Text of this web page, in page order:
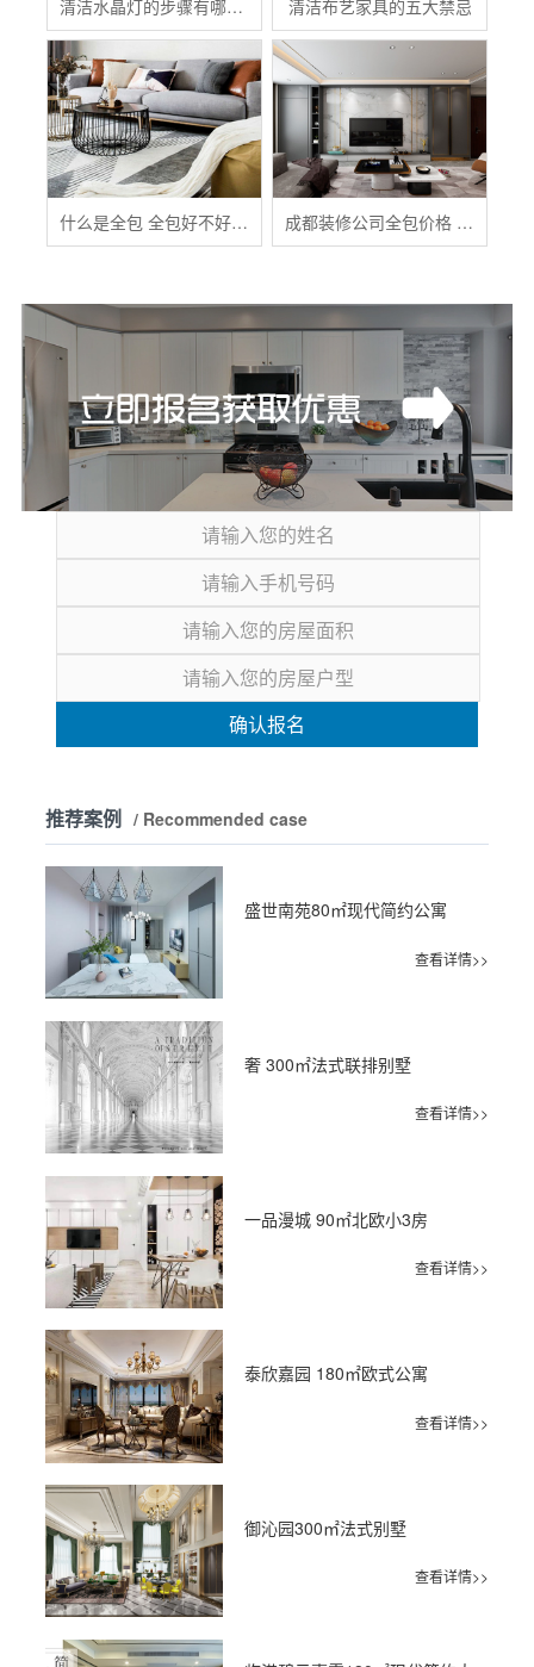
清洁水晶灯的步骤有哪些？ 清洁布艺家具的五大禁忌
什么是全包 全包好不好 全包装修注意事项有哪些 成都装修公司全包价格 成都全包装修多少钱一平
确认报名
推荐案例 / Recommended case
盛世南苑80㎡现代简约公寓
查看详情>>
奢 300㎡法式联排别墅
查看详情>>
一品漫城 90㎡北欧小3房
查看详情>>
泰欣嘉园 180㎡欧式公寓
查看详情>>
御沁园300㎡法式别墅
查看详情>>